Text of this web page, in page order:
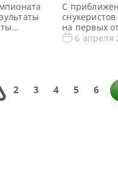
2021
С
на первых
новости и
6 апреля
2 3 4 5 6